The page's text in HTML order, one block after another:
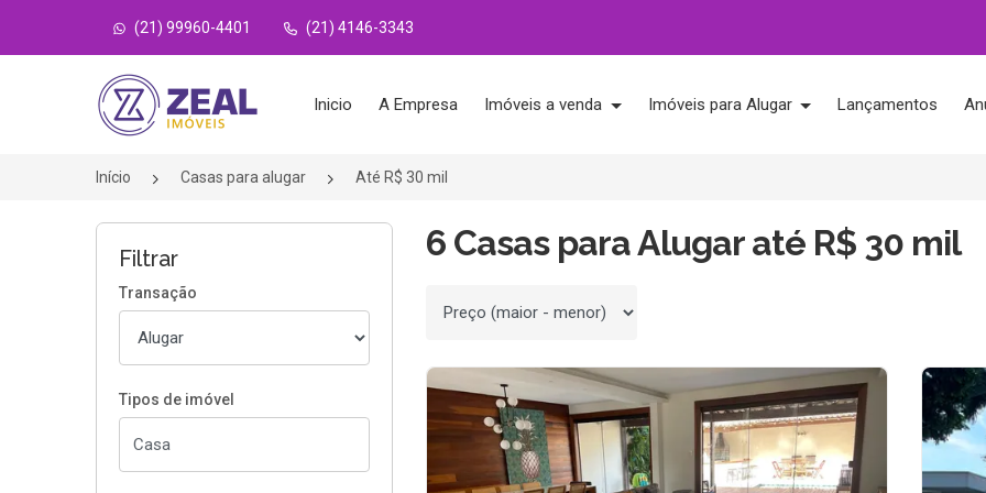
(21) 99960-4401 (21) 4146-3343
Página inicial
Inicio A Empresa Imóveis a venda Imóveis para Alugar Lançamentos
Início Casas para alugar Até R$ 30 mil
Filtrar
Transação
Tipos de imóvel
6 Casas para Alugar até R$ 30 mil
Ordenar por